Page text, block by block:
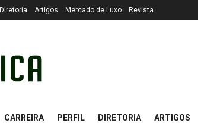
Diretoria Artigos Mercado de Luxo Revista
CARREIRA PERFIL DIRETORIA ARTIGOS